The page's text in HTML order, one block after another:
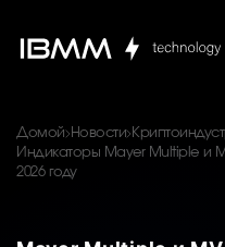
Домой Новости
Индикаторы Mayer Multiple и
2026 году